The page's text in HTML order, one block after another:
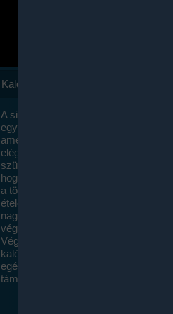
Kalóriaszámlálás
A sikeres fogyás titka valójában igen
egyszerű: égess több energiát, mint
amennyit beviszel. Természetesen
elég nagy fegyelemre és akaraterőre
szükség, de meglepődve fogod
hogy a kalóriaszámolás mennyire
a többi diétához képest. Itt nincsenek
ételek és a megengedett kalóriabevitelt
nagymértékben növelheted ha
végzel.
Végül, de nem utolsó sorban, a
kalóriaszámolás módszerét a legtöbb
egészségügyi szakorvos ajánlja és
támogatja.